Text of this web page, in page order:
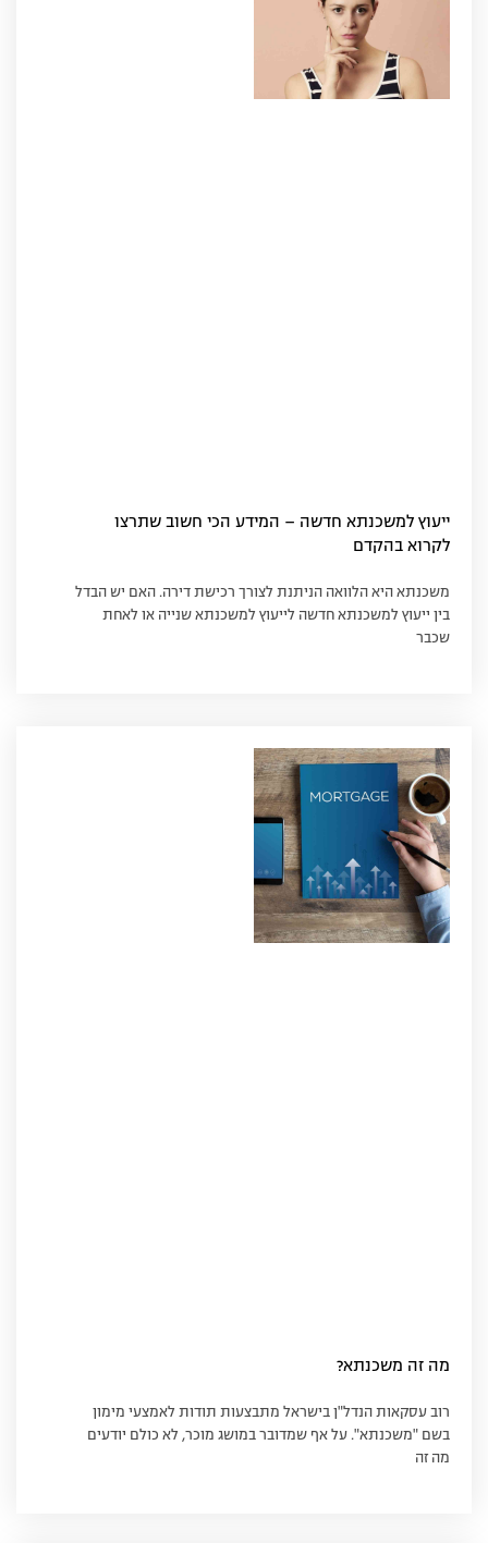
ייעוץ למשכנתא חדשה – המידע הכי חשוב שתרצו
לקרוא בהקדם
משכנתא היא הלוואה הניתנת לצורך רכישת דירה. האם יש הבדל
בין ייעוץ למשכנתא חדשה לייעוץ למשכנתא שנייה או לאחת
שכבר
מה זה משכנתא?
רוב עסקאות הנדל"ן בישראל מתבצעות תודות לאמצעי מימון
בשם "משכנתא". על אף שמדובר במושג מוכר, לא כולם יודעים
מה זה